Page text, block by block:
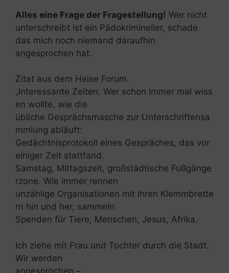
Alles eine Frage der Fragestellung! Wer nicht
unterschreibt ist ein Pädokrimineller, schade
das mich noch niemand daraufhin
angesprochen hat.
Zitat aus dem Heise Forum.
„Interessante Zeiten. Wer schon immer mal wiss
en wollte, wie die
übliche Gesprächsmasche zur Unterschriftensa
mmlung abläuft:
Gedächtnisprotokoll eines Gespräches, das vor
einiger Zeit stattfand.
Samstag, Mittagszeit, großstädtische Fußgänge
rzone. Wie immer rennen
unzählige Organisationen mit ihren Klemmbrette
rn hin und her, sammeln
Spenden für Tiere, Menschen, Jesus, Afrika.
Ich ziehe mit Frau und Tochter durch die Stadt.
Wir werden
angesprochen –